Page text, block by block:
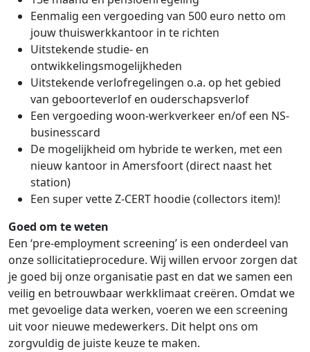
Eenmalig een vergoeding van 500 euro netto om
jouw thuiswerkkantoor in te richten
Uitstekende studie- en
ontwikkelingsmogelijkheden
Uitstekende verlofregelingen o.a. op het gebied
van geboorteverlof en ouderschapsverlof
Een vergoeding woon-werkverkeer en/of een NS-
businesscard
De mogelijkheid om hybride te werken, met een
nieuw kantoor in Amersfoort (direct naast het
station)
Een super vette Z-CERT hoodie (collectors item)!
Goed om te weten
Een ‘pre-employment screening’ is een onderdeel van
onze sollicitatieprocedure. Wij willen ervoor zorgen dat
je goed bij onze organisatie past en dat we samen een
veilig en betrouwbaar werkklimaat creëren. Omdat we
met gevoelige data werken, voeren we een screening
uit voor nieuwe medewerkers. Dit helpt ons om
zorgvuldig de juiste keuze te maken.